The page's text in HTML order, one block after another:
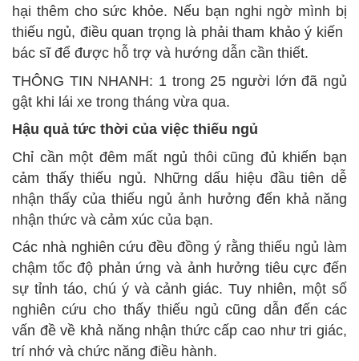
hại thêm cho sức khỏe. Nếu bạn nghi ngờ mình bị
thiếu ngủ, điều quan trọng là phải tham khảo ý kiến ​​
bác sĩ để được hỗ trợ và hướng dẫn cần thiết.
THÔNG TIN NHANH: 1 trong 25 người lớn đã ngủ
gật khi lái xe trong tháng vừa qua.
Hậu quả tức thời của việc thiếu ngủ
Chỉ cần một đêm mất ngủ thôi cũng đủ khiến bạn
cảm thấy thiếu ngủ. Những dấu hiệu đầu tiên dễ
nhận thấy của thiếu ngủ ảnh hưởng đến khả năng
nhận thức và cảm xúc của bạn.
Các nhà nghiên cứu đều đồng ý rằng thiếu ngủ làm
chậm tốc độ phản ứng và ảnh hưởng tiêu cực đến
sự tỉnh táo, chú ý và cảnh giác. Tuy nhiên, một số
nghiên cứu cho thấy thiếu ngủ cũng dẫn đến các
vấn đề về khả năng nhận thức cấp cao như tri giác,
trí nhớ và chức năng điều hành.